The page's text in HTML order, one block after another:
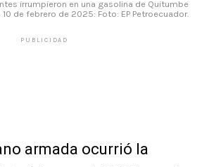
irrumpieron en una gasolina de Quitumbe
de febrero de 2025: Foto: EP Petroecuador.
PUBLICIDAD
armada ocurrió la